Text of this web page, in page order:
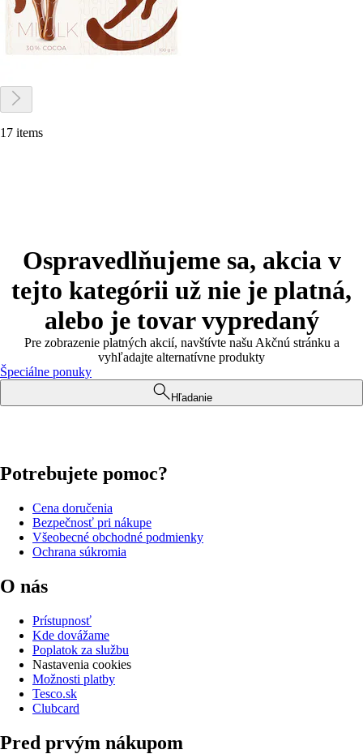
17 items
Ospravedlňujeme sa, akcia v
tejto kategórii už nie je platná,
alebo je tovar vypredaný
Pre zobrazenie platných akcií, navštívte našu Akčnú stránku a
vyhľadajte alternatívne produkty
Špeciálne ponuky
Hľadanie
Potrebujete pomoc?
Cena doručenia
Bezpečnosť pri nákupe
Všeobecné obchodné podmienky
Ochrana súkromia
O nás
Prístupnosť
Kde dovážame
Poplatok za službu
Nastavenia cookies
Možnosti platby
Tesco.sk
Clubcard
Pred prvým nákupom